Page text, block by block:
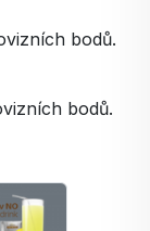
bodů.
bodů.